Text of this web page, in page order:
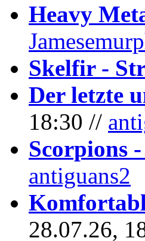
Heavy
Skelfir -
Der letzte
18:30 //
Scorpions
antiguans2
28.07.26,